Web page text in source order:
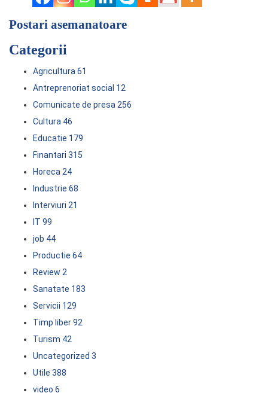
Postari asemanatoare
Categorii
Agricultura 61
Antreprenoriat social 12
Comunicate de presa 256
Cultura 46
Educatie 179
Finantari 315
Horeca 24
Industrie 68
Interviuri 21
IT 99
job 44
Productie 64
Review 2
Sanatate 183
Servicii 129
Timp liber92
Turism 42
Uncategorized 3
Utile 388
video 6